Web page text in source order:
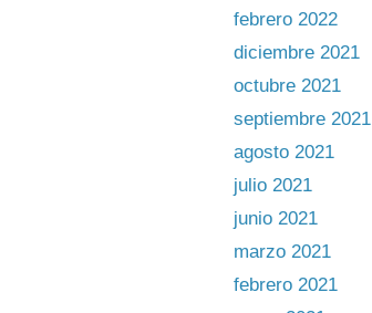
febrero 2022
diciembre 2021
octubre 2021
septiembre 2021
agosto 2021
julio 2021
junio 2021
marzo 2021
febrero 2021